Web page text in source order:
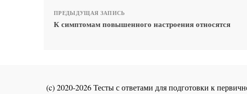
ПРЕДЫДУЩАЯ ЗАПИСЬ
К симптомам повышенного настроения относятся
(c) 2020-2026 Тесты с ответами для подготовки к